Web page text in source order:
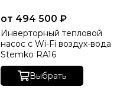
от 494 500 ₽
Инверторный тепловой
насос с Wi-Fi воздух-вода
Stemko RA16
Выбрать